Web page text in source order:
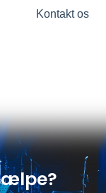
Kontakt os